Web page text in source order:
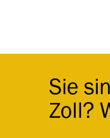
Sie
Zoll?